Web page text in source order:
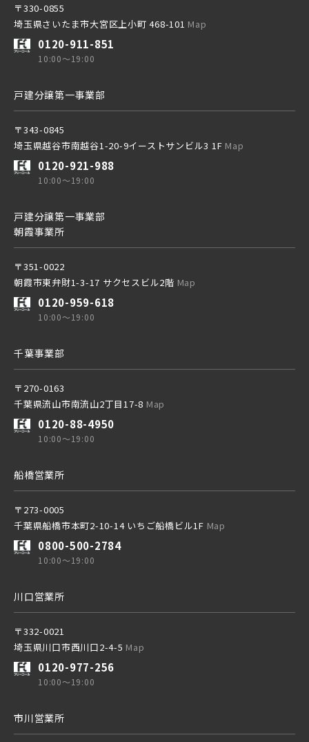
〒330-0855
埼玉県さいたま市大宮区上小町 468-101 Map
0120-911-851
10:00～19:00
戸建分譲第一事業部
〒343-0845
埼玉県越谷市南越谷1-20-9イーストサンビル3 1F Map
0120-921-988
10:00～19:00
戸建分譲第一事業部
朝霞事業所
〒351-0022
朝霞市東弁財1-3-17 サクセスビル2階 Map
0120-959-618
10:00～19:00
千葉事業部
〒270-0163
千葉県流山市南流山2丁目17-8 Map
0120-88-4950
10:00～19:00
船橋営業所
〒273-0005
千葉県船橋市本町2-10-14 いちご船橋ビル1F Map
0800-500-2784
10:00～19:00
川口営業所
〒332-0021
埼玉県川口市西川口2-4-5 Map
0120-977-256
10:00～19:00
市川営業所